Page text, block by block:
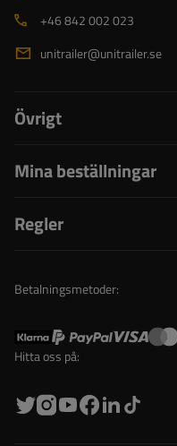
+46 842 002 023
unitrailer@unitrailer.se
Övrigt
Mina beställningar
Regler
Betalningsmetoder:
Hitta oss på: